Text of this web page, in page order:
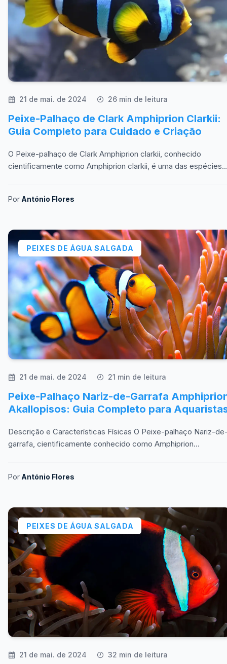
21 de mai. de 2024 26 min de leitura
Peixe-Palhaço de Clark Amphiprion Clarkii:
Guia Completo para Cuidado e Criação
O Peixe-palhaço de Clark Amphiprion clarkii, conhecido
cientificamente como Amphiprion clarkii, é uma das espécies
Por António Flores
PEIXES DE ÁGUA SALGADA
21 de mai. de 2024 21 min de leitura
Peixe-Palhaço Nariz-de-Garrafa
Akallopisos: Guia Completo para
Descrição e Características Físicas O Peixe-palhaço Nariz-
garrafa, cientificamente conhecido como Amphiprion
Por António Flores
PEIXES DE ÁGUA SALGADA
21 de mai. de 2024 32 min de leitura